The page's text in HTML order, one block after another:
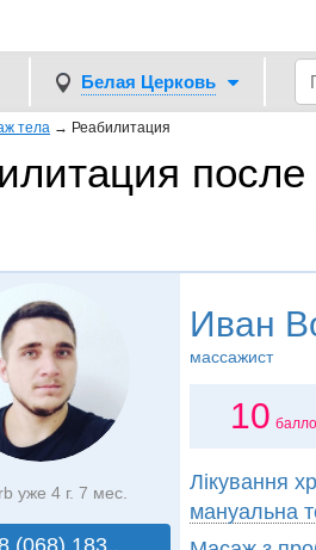
Белая Церковь
тела → Реабилитация
уже 4 г. 7 мес.
(068) 183..
Иван
массажист
10
Лікування
мануальна